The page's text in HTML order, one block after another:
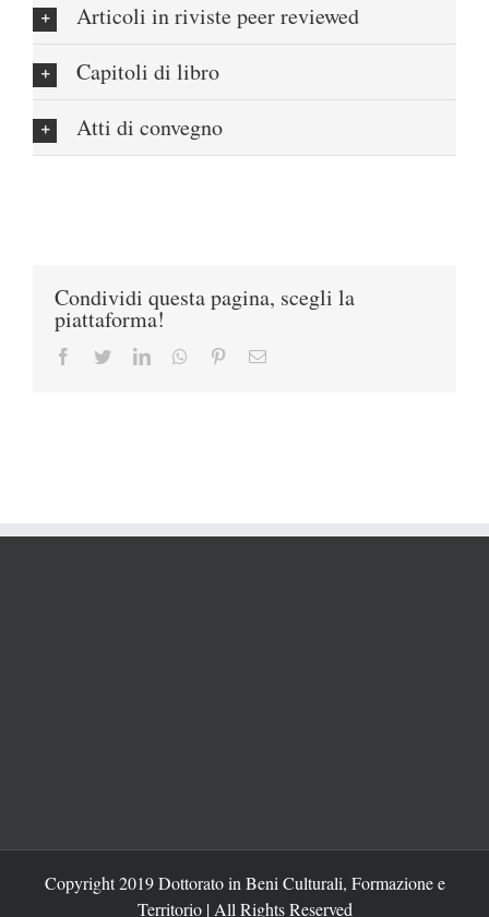
Articoli in riviste peer reviewed
Capitoli di libro
Atti di convegno
Condividi questa pagina, scegli la
piattaforma!
Facebook
TwitterLinkedInWhatsappPinterestEmail
Copyright 2019 Dottorato in Beni Culturali, Formazione e
Territorio | All Rights Reserved